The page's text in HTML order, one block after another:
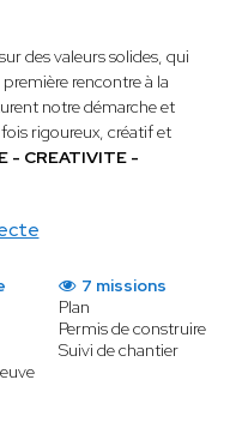
des valeurs solides, qui
rencontre à la
notre démarche et
rigoureux, créatif et
- CREATIVITE -
7 missions
Plan
Permis de construire
Suivi de chantier